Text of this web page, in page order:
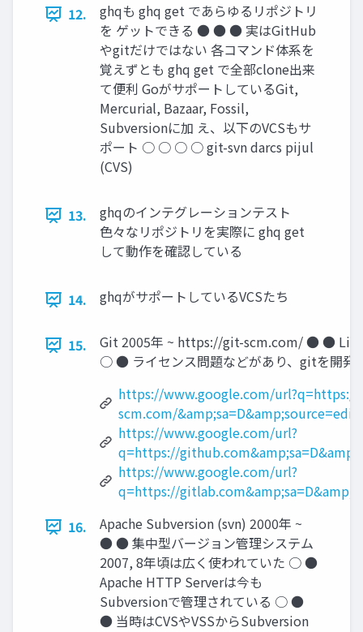
12.
ghqも ghq get であらゆるリポジトリ
を ゲットできる ● ● ● 実はGitHub
やgitだけではない 各コマンド体系を
覚えずとも ghq get で全部clone出来
て便利 GoがサポートしているGit,
Mercurial, Bazaar, Fossil,
Subversionに加 え、以下のVCSもサ
ポート ○ ○ ○ ○ git-svn darcs pijul
(CVS)
13.
ghqのインテグレーションテスト
色々なリポジトリを実際に ghq get
して動作を確認している
14. ghqがサポートしているVCSたち
15.
Git 2005年 ~ https://git-scm.com/ ● ●
○ ● ライセンス問題などがあり、gitを開発
https://www.google.com/
scm.com/
https://www.google.com/url?
q=https://
https://www.google.com/url?
q=https://
16.
Apache Subversion (svn) 2000年 ~
● ● 集中型バージョン管理システム
2007, 8年頃は広く使われていた ○ ●
Apache HTTP Serverは今も
Subversionで管理されている ○ ●
● 当時はCVSやVSSからSubversion